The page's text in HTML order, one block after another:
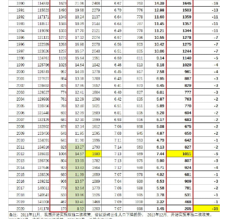
ーにウソのデータを入力したのは明白だ」
『Money1』
韓国･李在明さっそく不動産対策で浅薄な発
言。
『Money1』
韓国は「中国と同じく」投資に不適格な国
だ。
『Money1』
『韓国銀行』が「金の保有量を増やしま
す」⇒「金を経由するドル入手」手段ではないのか？
『Money1』
韓国･外為取引量「1日当たり1,214.4億ド
ル」まで拡大 ⇒ 海外資金の動きに強く左右される状態
『Money1』
韓国･帰ってきた李在明。李在明を支持しな
い「50.5％」に上昇
『Money1』
韓国大統領府ボンクラ政策室長が告発され
た ⇒ 国家が行った恐るべき株価操作であり、空前の国政壟
断
『Money1』
韓国･警察職員が「丸刈りになって抗議活
動」